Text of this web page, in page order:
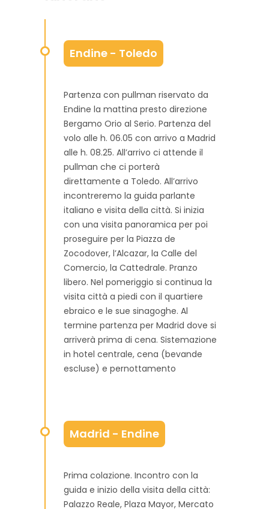
Endine - Toledo
Partenza con pullman riservato da
Endine la mattina presto direzione
Bergamo Orio al Serio. Partenza del
volo alle h. 06.05 con arrivo a Madrid
alle h. 08.25. All’arrivo ci attende il
pullman che ci porterà
direttamente a Toledo. All’arrivo
incontreremo la guida parlante
italiano e visita della città. Si inizia
con una visita panoramica per poi
proseguire per la Piazza de
Zocodover, l’Alcazar, la Calle del
Comercio, la Cattedrale. Pranzo
libero. Nel pomeriggio si continua la
visita città a piedi con il quartiere
ebraico e le sue sinagoghe. Al
termine partenza per Madrid dove si
arriverà prima di cena. Sistemazione
in hotel centrale, cena (bevande
escluse) e pernottamento
Madrid - Endine
Prima colazione. Incontro con la
guida e inizio della visita della città:
Palazzo Reale, Plaza Mayor, Mercato